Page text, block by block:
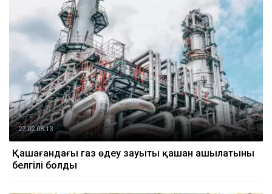
27.02 08:13
Қашағандағы газ өңдеу зауыты қашан ашылатыны
белгілі болды